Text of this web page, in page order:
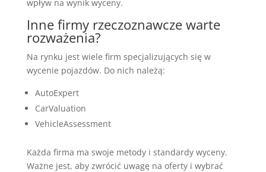
wpływ na wynik wyceny.
Inne firmy rzeczoznawcze warte
rozważenia?
Na rynku jest wiele firm specjalizujących się w
wycenie pojazdów. Do nich należą:
AutoExpert
CarValuation
VehicleAssessment
Każda firma ma swoje metody i standardy wyceny.
Ważne jest, aby zwrócić uwagę na oferty i wybrać